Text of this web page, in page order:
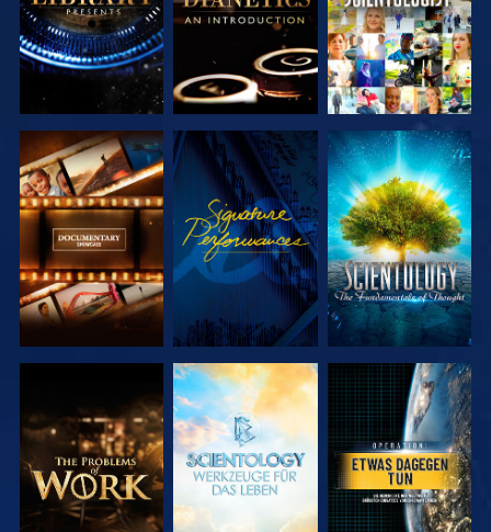
SERIE
ENTDECKEN
ANSEHEN
SERIE
ENTDECKEN
SERIE
ENTDECKEN
SERIE
ENTDECKEN
ANSEHEN